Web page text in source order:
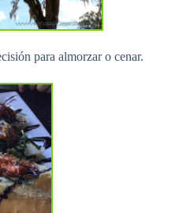
para almorzar o cenar.